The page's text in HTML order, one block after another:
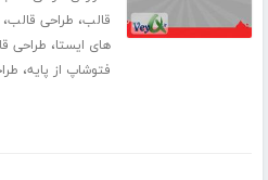
قالب، طراحی قالب،
های ایستا، طراحی
فتوشاپ از پایه،